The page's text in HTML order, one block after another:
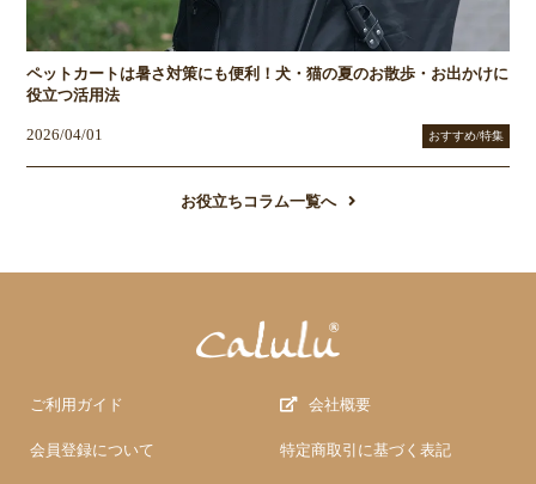
ペットカートは暑さ対策にも便利！犬・猫の夏のお散歩・お出かけに
役立つ活用法
2026/04/01 おすすめ/特集
お役立ちコラム一覧へ
ご利用ガイド
会員登録について
会社概要
特定商取引に基づく表記